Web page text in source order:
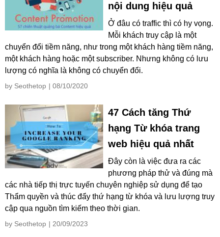
nội dung hiệu quả
Ở đâu có traffic thì có hy vọng.
Mỗi khách truy cập là một
chuyển đổi tiềm năng, như trong một khách hàng tiềm năng,
một khách hàng hoặc một subscriber. Nhưng không có lưu
lượng có nghĩa là không có chuyển đổi.
by Seothetop | 08/10/2020
47 Cách tăng Thứ
hạng Từ khóa trang
web hiệu quả nhất
Đây còn là việc đưa ra các
phương pháp thử và đúng mà
các nhà tiếp thị trực tuyến chuyên nghiệp sử dụng để tạo
Thẩm quyền và thúc đẩy thứ hạng từ khóa và lưu lượng truy
cập qua nguồn tìm kiếm theo thời gian.
by Seothetop | 20/09/2023